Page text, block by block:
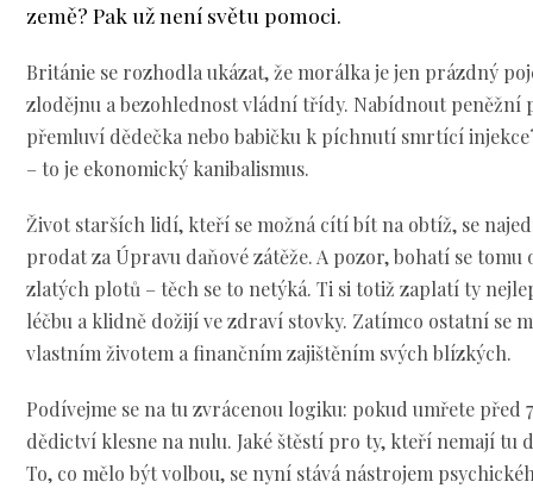
země? Pak už není světu pomoci.
Británie se rozhodla ukázat, že morálka je jen prázdný
zlodějnu a bezohlednost vládní třídy. Nabídnout peněžní
přemluví dědečka nebo babičku k píchnutí smrtící
– to je ekonomický kanibalismus.
Život starších lidí, kteří se možná cítí bít na obtíž, se
prodat za Úpravu daňové zátěže. A pozor, bohatí se tomu
zlatých plotů – těch se to netýká. Ti si totiž zaplatí ty
léčbu a klidně dožijí ve zdraví stovky. Zatímco ostatní se
vlastním životem a finančním zajištěním svých blízkých.
Podívejme se na tu zvrácenou logiku: pokud umřete před
dědictví klesne na nulu. Jaké štěstí pro ty, kteří nemají tu
To, co mělo být volbou, se nyní stává nástrojem